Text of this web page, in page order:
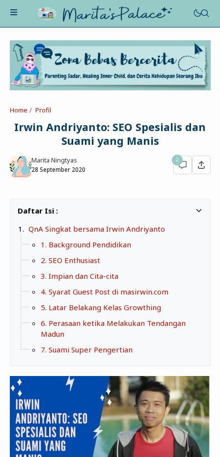
About Me
Contact
Asah-Asih-Asuh
Life Motivation
Profil
Tips
Celotehku
Poe-Fict
Beauty&Fashion
Health
Jalan&Jajan
TeknOto
Soal Uang
Sudut Rumah
Blog&Write
Ngobrolin Film
Home Profil
Irwin Andriyanto: SEO Spesialis dan
Suami yang Manis
Marita Ningtyas
28 September 2020
2
QnA Singkat bersama Irwin Andriyanto
1. Background Pendidikan
2. SEO Enthusiast
3. Impian dan Cita-cita
4. Syarat Guest Post di masirwin.com
5. Latar Belakang Kelas Growthing
6. Perasaan ketika Melakukan Tendangan
Madun
7. Suami Super Pengertian